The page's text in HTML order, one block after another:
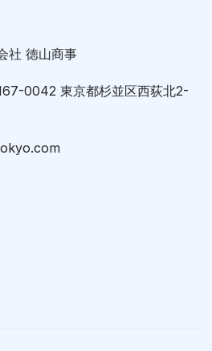
社 徳山商事
0042 東京都杉並区西荻北2-